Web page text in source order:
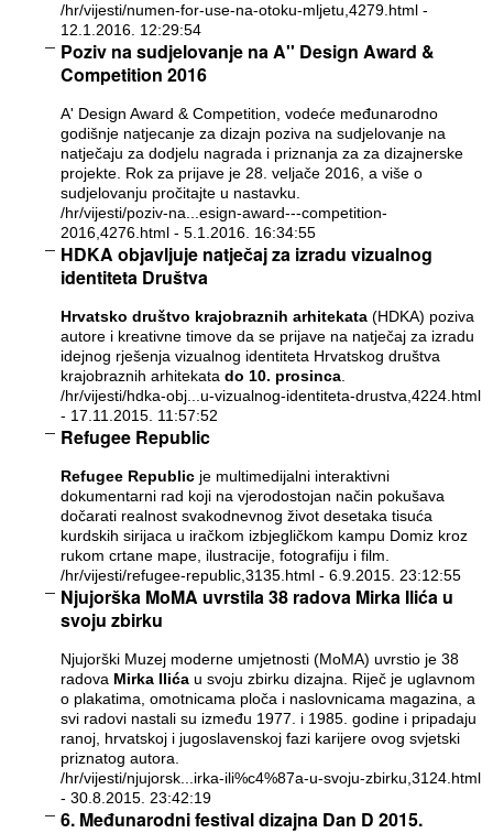
/hr/vijesti/numen-for-use-na-otoku-mljetu,4279.html-
12.1.2016. 12:29:54
Poziv na sudjelovanje na A'' Design Award &
Competition 2016
A' Design Award & Competition, vodeće međunarodno
godišnje natjecanje za dizajn poziva na sudjelovanje na
natječaju za dodjelu nagrada i priznanja za za dizajnerske
projekte. Rok za prijave je 28. veljače 2016, a više o
sudjelovanju pročitajte u nastavku.
/hr/vijesti/poziv-na...esign-award---competition-
2016,4276.html- 5.1.2016. 16:34:55
HDKA objavljuje natječaj za izradu vizualnog
identiteta Društva
Hrvatsko društvo krajobraznih arhitekata(HDKA) poziva
autore i kreativne timove da se prijave na natječaj za izradu
idejnog rješenja vizualnog identiteta Hrvatskog društva
krajobraznih arhitekata do 10. prosinca.
/hr/vijesti/hdka-obj...u-vizualnog-identiteta-drustva,4224.html
- 17.11.2015. 11:57:52
Refugee Republic
Refugee Republicje multimedijalni interaktivni
dokumentarni rad koji na vjerodostojan način pokušava
dočarati realnost svakodnevnog život desetaka tisuća
kurdskih sirijaca u iračkom izbjegličkom kampu Domiz kroz
rukom crtane mape, ilustracije, fotografiju i film.
/hr/vijesti/refugee-republic,3135.html- 6.9.2015. 23:12:55
Njujorška MoMA uvrstila 38 radova Mirka Ilića u
svoju zbirku
Njujorški Muzej moderne umjetnosti (MoMA) uvrstio je 38
radova Mirka Ilićau svoju zbirku dizajna. Riječ je uglavnom
o plakatima, omotnicama ploča i naslovnicama magazina, a
svi radovi nastali su između 1977. i 1985. godine i pripadaju
ranoj, hrvatskoj i jugoslavenskoj fazi karijere ovog svjetski
priznatog autora.
/hr/vijesti/njujorsk...irka-ili%c4%87a-u-svoju-zbirku,3124.html
- 30.8.2015. 23:42:19
6. Međunarodni festival dizajna Dan D 2015.